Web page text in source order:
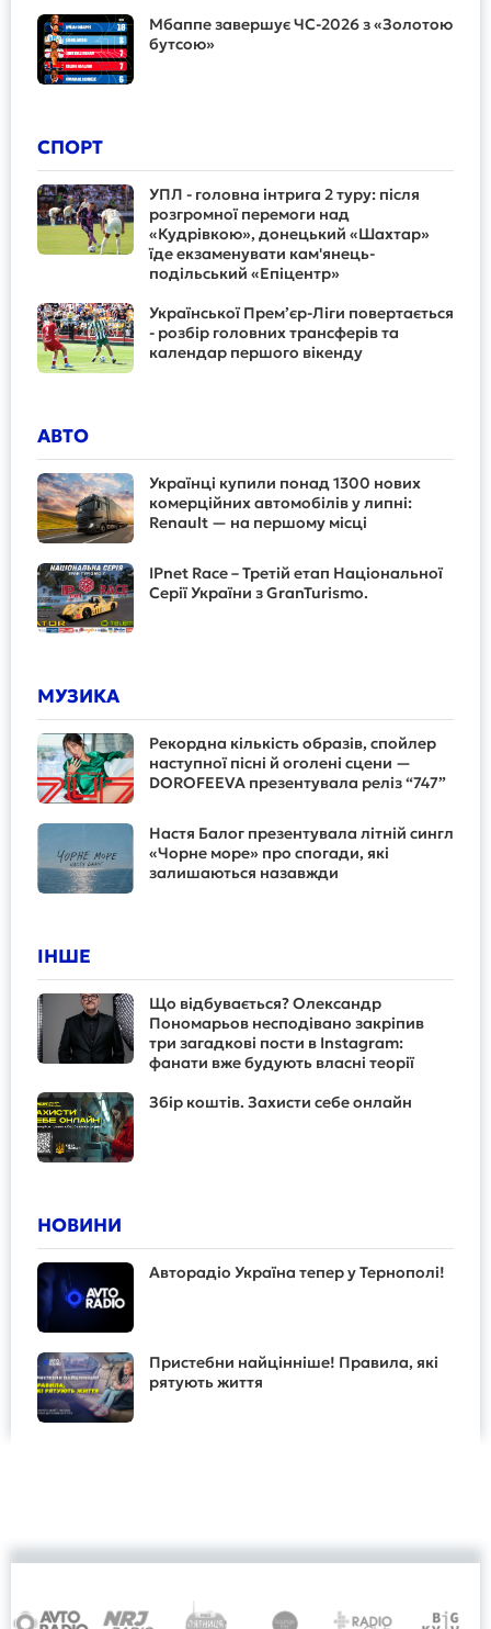
Мбаппе завершує ЧС-2026 з «Золотою
бутсою»
СПОРТ
УПЛ - головна інтрига 2 туру: після
розгромної перемоги над
«Кудрівкою», донецький «Шахтар»
їде екзаменувати кам'янець-
подільський «Епіцентр»
Української Прем’єр-Ліги повертається
- розбір головних трансферів та
календар першого вікенду
АВТО
Українці купили понад 1300 нових
комерційних автомобілів у липні:
Renault — на першому місці
IPnet Race – Третій етап Національної
Серії України з GranTurismo.
МУЗИКА
Рекордна кількість образів, спойлер
наступної пісні й оголені сцени —
DOROFEEVA презентувала реліз “747”
Настя Балог презентувала літній сингл
«Чорне море» про спогади, які
залишаються назавжди
ІНШЕ
Що відбувається? Олександр
Пономарьов несподівано закріпив
три загадкові пости в Instagram:
фанати вже будують власні теорії
Збір коштів. Захисти себе онлайн
НОВИНИ
Авторадіо Україна тепер у Тернополі!
Пристебни найцінніше! Правила, які
рятують життя